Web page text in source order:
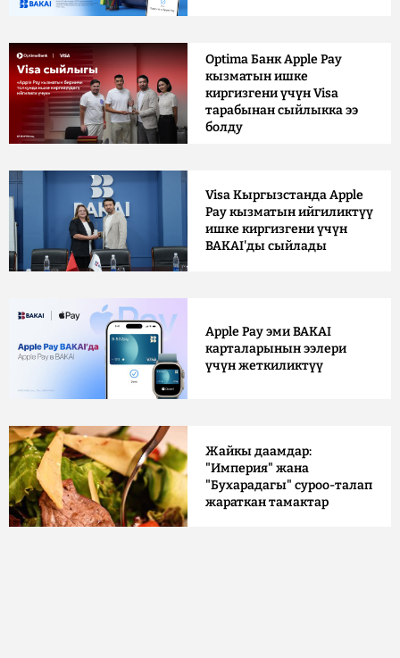
Optima Банк Apple Pay
кызматын ишке
киргизгени үчүн Visa
тарабынан сыйлыкка ээ
болду
Visa Кыргызстанда Apple
Pay кызматын ийгиликтүү
ишке киргизгени үчүн
BAKAI'ды сыйлады
Apple Pay эми BAKAI
карталарынын ээлери
үчүн жеткиликтүү
Жайкы даамдар:
"Империя" жана
"Бухарадагы" суроо-талап
жараткан тамактар